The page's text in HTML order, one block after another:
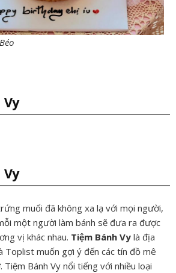
muối đã không xa lạ với mọi người,
một người làm bánh sẽ đưa ra được
vị khác nhau. Tiệm Bánh Vy là địa
Toplist muốn gợi ý đến các tín đồ mê
Tiệm Bánh Vy nổi tiếng với nhiều loại